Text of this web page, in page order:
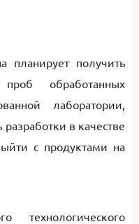
планирует получить
проб обработанных
лаборатории,
в качестве
с продуктами на
технологического